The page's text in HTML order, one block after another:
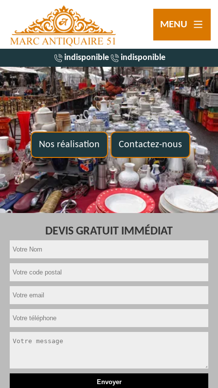
MENU
indisponible indisponible
Nos réalisation Contactez-nous
DEVIS GRATUIT IMMÉDIAT